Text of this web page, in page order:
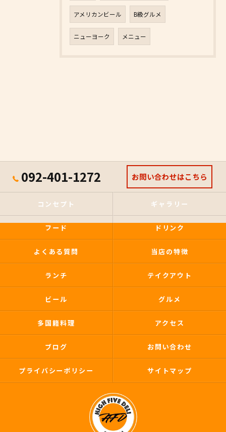
アメリカンビール B級グルメ
ニューヨーク メニュー
092-401-1272 お問い合わせはこちら
コンセプト ギャラリー
フード ドリンク
よくある質問 当店の特徴
ランチ テイクアウト
ビール グルメ
多国籍料理 アクセス
ブログ お問い合わせ
プライバシーポリシー サイトマップ